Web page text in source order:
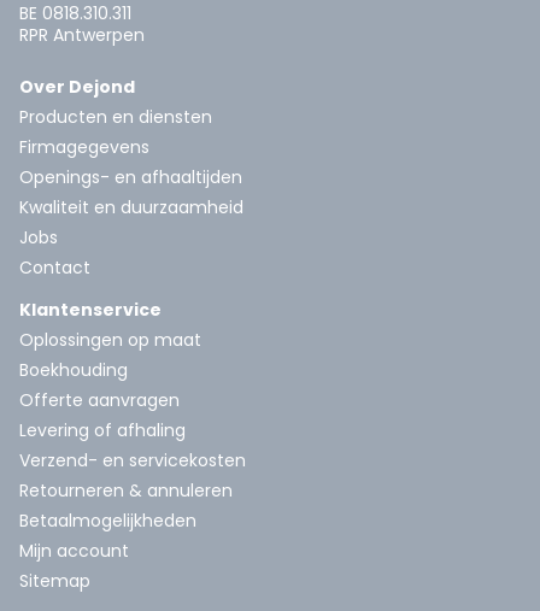
BE 0818.310.311
RPR Antwerpen
Over Dejond
Producten en diensten
Firmagegevens
Openings- en afhaaltijden
Kwaliteit en duurzaamheid
Jobs
Contact
Klantenservice
Oplossingen op maat
Boekhouding
Offerte aanvragen
Levering of afhaling
Verzend- en servicekosten
Retourneren & annuleren
Betaalmogelijkheden
Mijn account
Sitemap